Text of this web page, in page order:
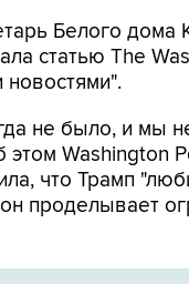
Белого дома
статью The
не было, и мы
Washington
что Трамп
он проделывает